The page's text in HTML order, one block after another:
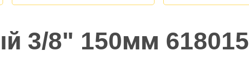
3/8" 150мм 618015